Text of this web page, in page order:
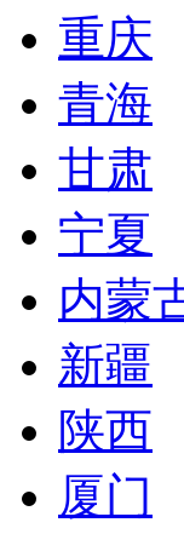
重庆
青海
甘肃
宁夏
内蒙
新疆
陕西
厦门